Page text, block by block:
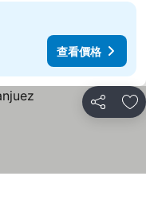
查看價格
分享 加